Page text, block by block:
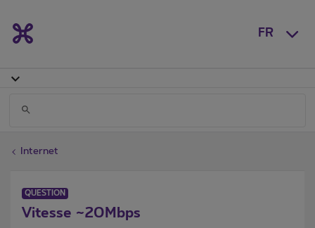
FR
Internet
QUESTION
Vitesse ~20Mbps